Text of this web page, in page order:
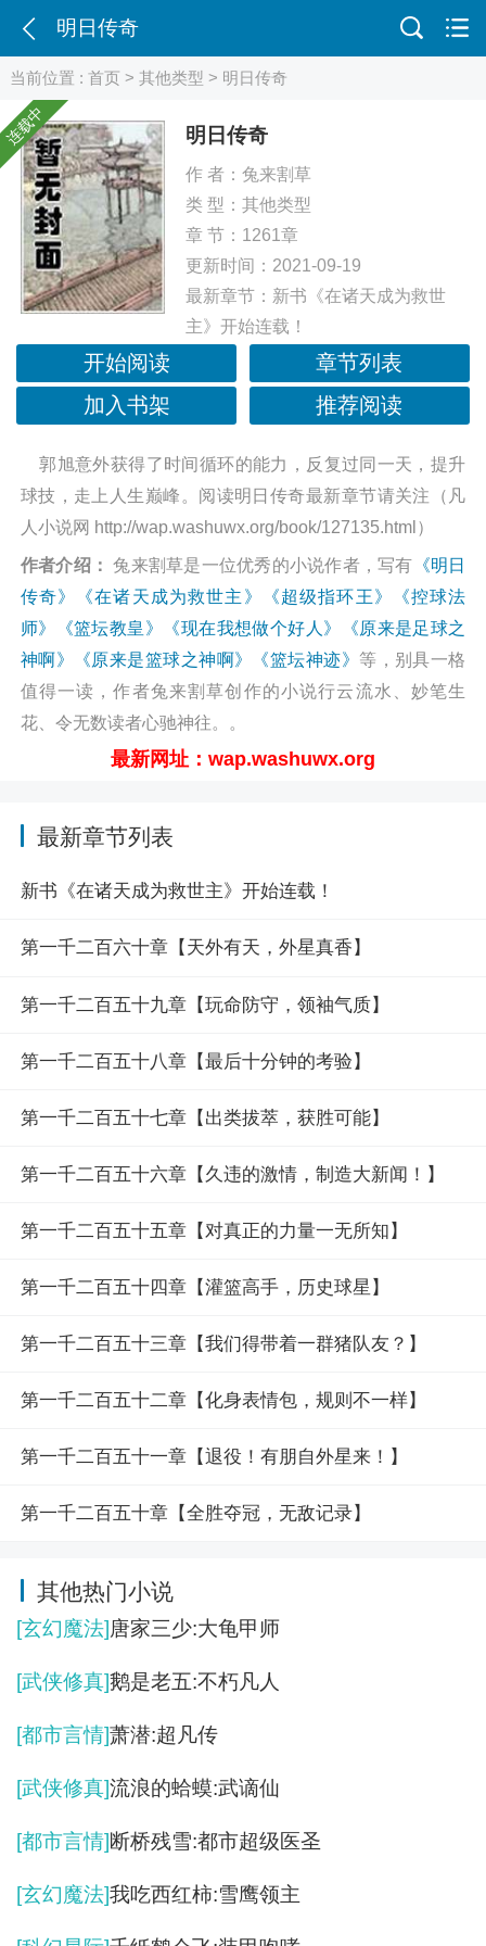
明日传奇
当前位置 :首页 >其他类型 > 明日传奇
连载中 明日传奇
作 者： 兔来割草
类 型： 其他类型
章 节：1261章
更新时间：2021-09-19
最新章节： 新书《在诸天成为救世
主》开始连载！
开始阅读
章节列表
加入书架
推荐阅读
郭旭意外获得了时间循环的能力，反复过同一天，提升
球技，走上人生巅峰。阅读明日传奇最新章节请关注（凡
人小说网 http://wap.washuwx.org/book/127135.html）
作者介绍： 兔来割草是一位优秀的小说作者，写有 《明日
传奇》
《在诸天成为救世主》 《超级指环王》
《控球法
师》
《篮坛教皇》 《现在我想做个好人》
《原来是足球之
神啊》
《原来是篮球之神啊》 《篮坛神迹》 等，别具一格
值得一读，作者兔来割草创作的小说行云流水、妙笔生
花、令无数读者心驰神往。。
最新网址：wap.washuwx.org
最新章节列表
新书《在诸天成为救世主》开始连载！
第一千二百六十章【天外有天，外星真香】
第一千二百五十九章【玩命防守，领袖气质】
第一千二百五十八章【最后十分钟的考验】
第一千二百五十七章【出类拔萃，获胜可能】
第一千二百五十六章【久违的激情，制造大新闻！】
第一千二百五十五章【对真正的力量一无所知】
第一千二百五十四章【灌篮高手，历史球星】
第一千二百五十三章【我们得带着一群猪队友？】
第一千二百五十二章【化身表情包，规则不一样】
第一千二百五十一章【退役！有朋自外星来！】
第一千二百五十章【全胜夺冠，无敌记录】
其他热门小说
[玄幻魔法]唐家三少:大龟甲师
[武侠修真]鹅是老五:不朽凡人
[都市言情]萧潜:超凡传
[武侠修真]流浪的蛤蟆:武谪仙
[都市言情]断桥残雪:都市超级医圣
[玄幻魔法]我吃西红柿:雪鹰领主